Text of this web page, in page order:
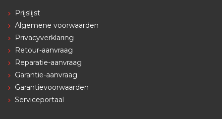
Prijslijst
Algemene voorwaarden
Privacyverklaring
Retour-aanvraag
Reparatie-aanvraag
Garantie-aanvraag
Garantievoorwaarden
Serviceportaal